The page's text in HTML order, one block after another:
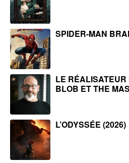
SPIDER-MAN
LE RÉALISATEUR
BLOB ET THE
L’ODYSSÉE (2026)